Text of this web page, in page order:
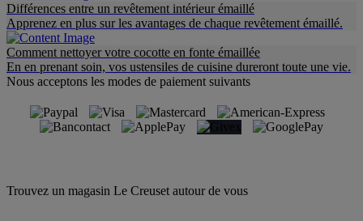
Différences entre un revêtement intérieur émaillé
Apprenez en plus sur les avantages de chaque revêtement émaillé.
Comment nettoyer votre cocotte en fonte émaillée
En en prenant soin, vos ustensiles de cuisine dureront toute une vie.
Nous acceptons les modes de paiement suivants
Trouvez un magasin Le Creuset autour de vous